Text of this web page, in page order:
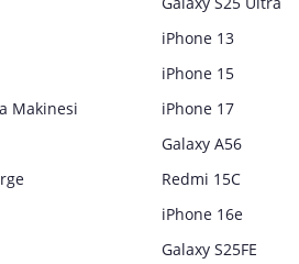
Makinesi
iPhone 13
iPhone 15
iPhone 17
Galaxy A56
Redmi 15C
iPhone 16e
Galaxy S25FE